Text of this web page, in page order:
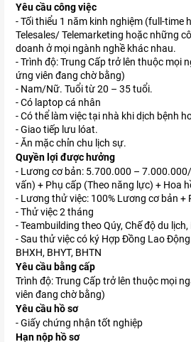
Yêu cầu công việc
- Tối thiểu 1 năm kinh nghiệm (full-time
Telesales/ Telemarketing hoặc những
doanh ở mọi ngành nghề khác nhau.
- Trình độ: Trung Cấp trở lên thuộc mọi
ứng viên đang chờ bằng)
- Nam/Nữ. Tuổi từ 20 – 35 tuổi.
- Có laptop cá nhân
- Có thể làm việc tại nhà khi dịch bệnh
- Giao tiếp lưu lóat.
- Ăn mặc chỉn chu lịch sự.
Quyền lợi được hưởng
- Lương cơ bản: 5.700.000 –
vấn) + Phụ cấp (Theo năng lực) + Hoa
- Lương thử việc: 100% Lương cơ bản +
- Thử việc 2 tháng
- Teambuilding theo Qúy, Chế độ du
- Sau thử việc có ký Hợp Đồng Lao
BHXH, BHYT, BHTN
Yêu cầu bằng cấp
Trình độ: Trung Cấp trở lên thuộc mọi
viên đang chờ bằng)
Yêu cầu hồ sơ
- Giấy chứng nhận tốt nghiệp
Hạn nộp hồ sơ